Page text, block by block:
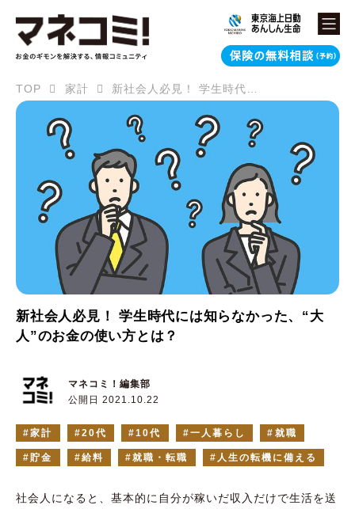
TOP 家計 新社会人必見！ 学生時代には知らなかった、“大人”のお金の使い方とは？
新社会人必見！ 学生時代には知らなかった、“大
人”のお金の使い方とは？
公開日 2021.10.22
マネコミ！編集部
家計 20代 10代 一人暮らし 就職
貯金 給料 就職・転職 人生の転機に備える
社会人になると、基本的に自分が稼いだ収入だけで生活を送